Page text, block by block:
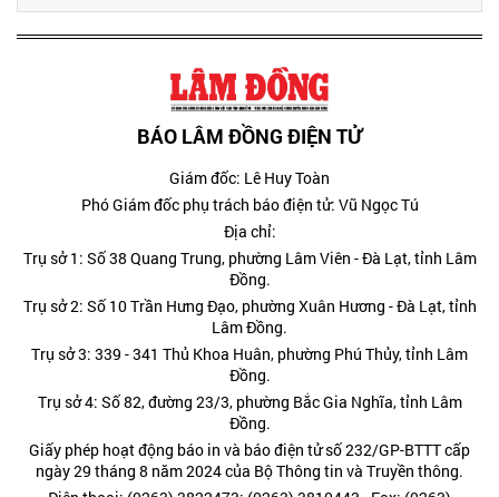
BÁO LÂM ĐỒNG ĐIỆN TỬ
Giám đốc: Lê Huy Toàn
Phó Giám đốc phụ trách báo điện tử: Vũ Ngọc Tú
Địa chỉ:
Trụ sở 1: Số 38 Quang Trung, phường Lâm Viên - Đà Lạt, tỉnh Lâm
Đồng.
Trụ sở 2: Số 10 Trần Hưng Đạo, phường Xuân Hương - Đà Lạt, tỉnh
Lâm Đồng.
Trụ sở 3: 339 - 341 Thủ Khoa Huân, phường Phú Thủy, tỉnh Lâm
Đồng.
Trụ sở 4: Số 82, đường 23/3, phường Bắc Gia Nghĩa, tỉnh Lâm
Đồng.
Giấy phép hoạt động báo in và báo điện tử số 232/GP-BTTT cấp
ngày 29 tháng 8 năm 2024 của Bộ Thông tin và Truyền thông.